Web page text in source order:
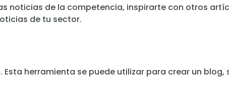
noticias de la competencia, inspirarte con otros
de tu sector.
herramienta se puede utilizar para crear un blog,